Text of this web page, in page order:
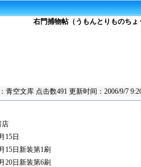
右門捕物帖（うもんとりものちょ
青空文库 点击数491 更新时间：2006/9/7
店
15日
15日新装第1刷
20日新装第6刷